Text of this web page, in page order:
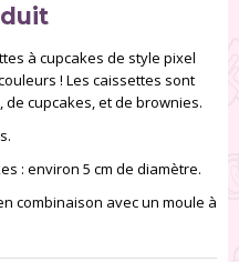
à cupcakes de style pixel
! Les caissettes sont
cupcakes, et de brownies.
: environ 5 cm de diamètre.
combinaison avec un moule à